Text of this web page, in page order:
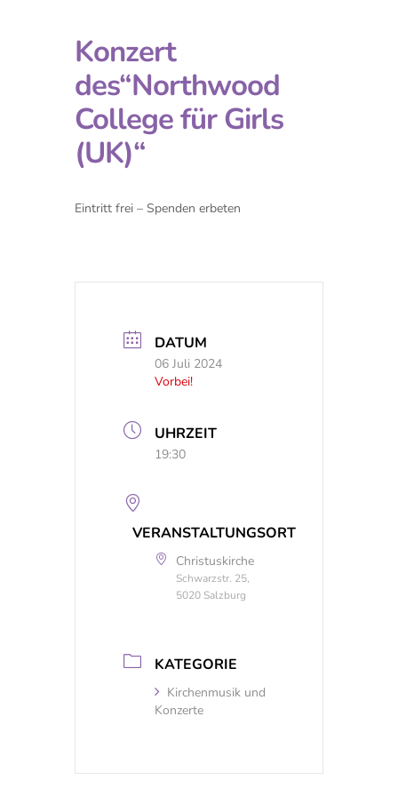
Konzert
des“Northwood
College für Girls
(UK)“
Eintritt frei – Spenden erbeten
DATUM
06 Juli 2024
Vorbei!
UHRZEIT
19:30
VERANSTALTUNGSORT
Christuskirche
Schwarzstr. 25,
5020 Salzburg
KATEGORIE
Kirchenmusik und
Konzerte